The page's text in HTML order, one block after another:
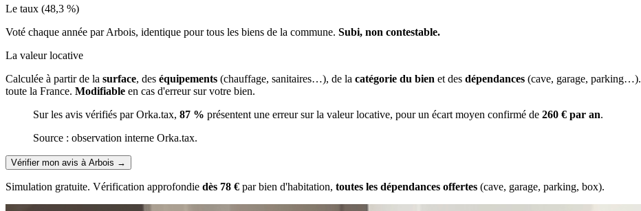
Le taux (48,3 %)
Voté chaque année par Arbois, identique pour tous les biens de la commune. Subi, non contestable.
La valeur locative
Calculée à partir de la surface, des équipements (chauffage, sanitaires…), de la catégorie du bien et des dépendances (cave, garage, parking…).
toute la France. Modifiable en cas d'erreur sur votre bien.
Sur les avis vérifiés par Orka.tax, 87 % présentent une erreur sur la valeur locative, pour un écart moyen confirmé de 260 € par an.
Source : observation interne Orka.tax.
Vérifier mon avis à Arbois →
Simulation gratuite. Vérification approfondie dès 78 € par bien d'habitation, toutes les dépendances offertes (cave, garage, parking, box).